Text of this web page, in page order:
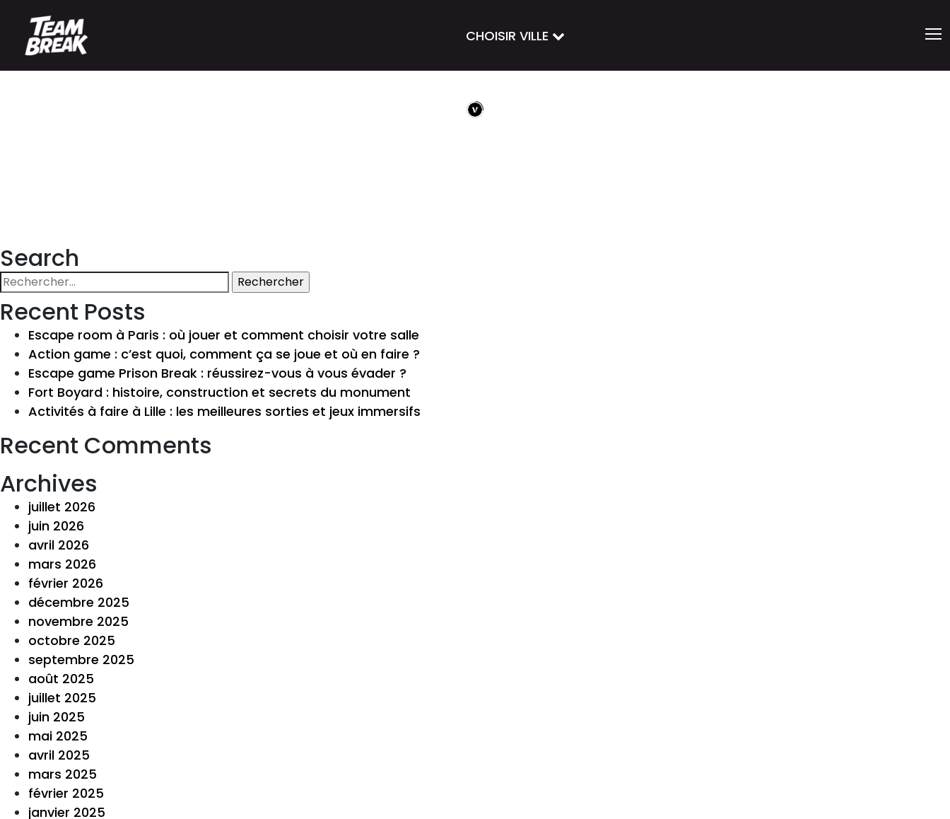
CHOISIR VILLE
Search
Rechercher :
Recent Posts
Escape room à Paris : où jouer et comment choisir votre salle
Action game : c’est quoi, comment ça se joue et où en faire ?
Escape game Prison Break : réussirez-vous à vous évader ?
Fort Boyard : histoire, construction et secrets du monument
Activités à faire à Lille : les meilleures sorties et jeux immersifs
Recent Comments
Archives
juillet 2026
juin 2026
avril 2026
mars 2026
février 2026
décembre 2025
novembre 2025
octobre 2025
septembre 2025
août 2025
juillet 2025
juin 2025
mai 2025
avril 2025
mars 2025
février 2025
janvier 2025